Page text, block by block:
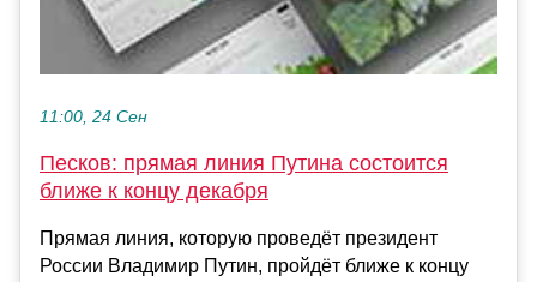
11:00, 24 Сен
Песков: прямая линия Путина состоится
ближе к концу декабря
Прямая линия, которую проведёт президент
России Владимир Путин, пройдёт ближе к концу